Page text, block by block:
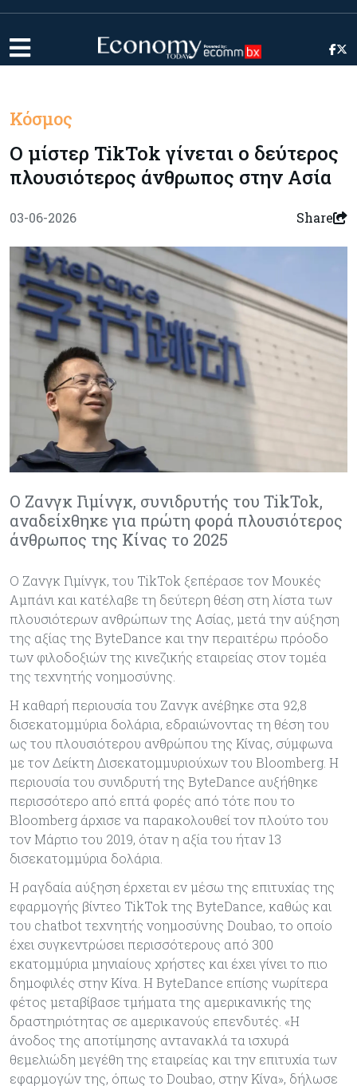
Κόσμος
Ο μίστερ TikTok γίνεται ο δεύτερος
πλουσιότερος άνθρωπος στην Ασία
03-06-2026 Share
Ο Ζανγκ Γιμίνγκ, συνιδρυτής του TikTok,
αναδείχθηκε για πρώτη φορά πλουσιότερος
άνθρωπος της Κίνας το 2025
Ο Ζανγκ Γιμίνγκ, του TikTok ξεπέρασε τον Μουκές
Αμπάνι και κατέλαβε τη δεύτερη θέση στη λίστα των
πλουσιότερων ανθρώπων της Ασίας, μετά την αύξηση
της αξίας της ByteDance και την περαιτέρω πρόοδο
των φιλοδοξιών της κινεζικής εταιρείας στον τομέα
της τεχνητής νοημοσύνης.
Η καθαρή περιουσία του Zανγκ ανέβηκε στα 92,8
δισεκατομμύρια δολάρια, εδραιώνοντας τη θέση του
ως του πλουσιότερου ανθρώπου της Κίνας, σύμφωνα
με τον Δείκτη Δισεκατομμυριούχων του Bloomberg. Η
περιουσία του συνιδρυτή της ByteDance αυξήθηκε
περισσότερο από επτά φορές από τότε που το
Bloomberg άρχισε να παρακολουθεί τον πλούτο του
τον Μάρτιο του 2019, όταν η αξία του ήταν 13
δισεκατομμύρια δολάρια.
Η ραγδαία αύξηση έρχεται εν μέσω της επιτυχίας της
εφαρμογής βίντεο TikTok της ByteDance, καθώς και
του chatbot τεχνητής νοημοσύνης Doubao, το οποίο
έχει συγκεντρώσει περισσότερους από 300
εκατομμύρια μηνιαίους χρήστες και έχει γίνει το πιο
δημοφιλές στην Κίνα. Η ByteDance επίσης νωρίτερα
φέτος μεταβίβασε τμήματα της αμερικανικής της
δραστηριότητας σε αμερικανούς επενδυτές. «Η
άνοδος της αποτίμησης αντανακλά τα ισχυρά
θεμελιώδη μεγέθη της εταιρείας και την επιτυχία των
εφαρμογών της, όπως το Doubao, στην Κίνα», δήλωσε